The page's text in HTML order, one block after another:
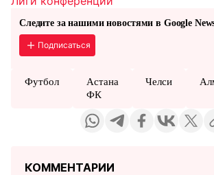
Следите за нашими новостями в Google
Подписаться
Футбол
Астана
ФК
Челси
КОММЕНТАРИИ